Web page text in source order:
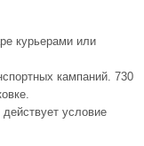
курьерами или
кампаний. 730
условие